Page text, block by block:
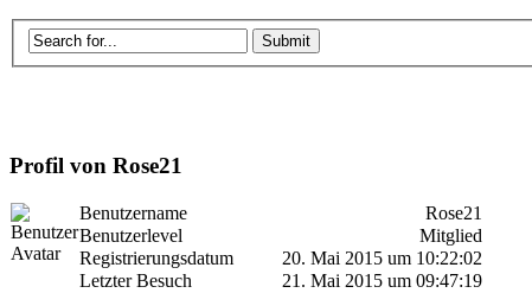
Profil von Rose21
Benutzername
Rose21
Benutzerlevel
Mitglied
Registrierungsdatum
20. Mai 2015 um 10:22:02
Letzter Besuch
21. Mai 2015 um 09:47:19